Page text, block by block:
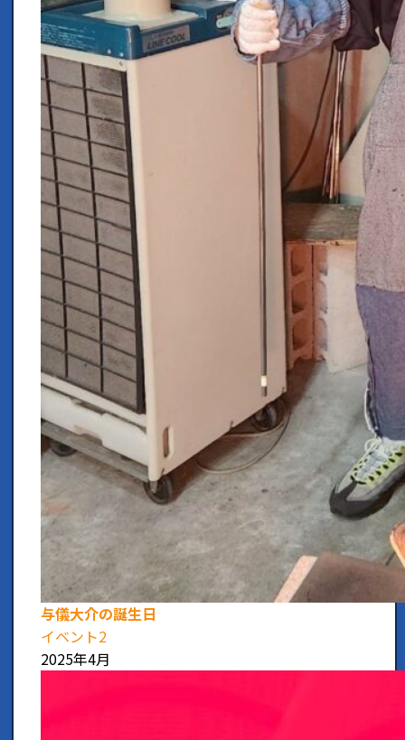
与儀大介の誕生日
イベント2
2025年4月